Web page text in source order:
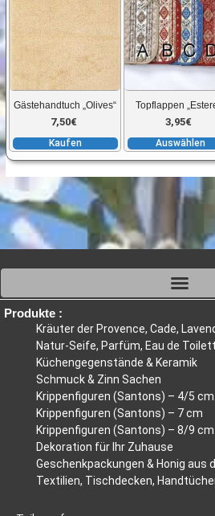
Gästehandtuch „Olives“
7,50€
Kaufen
Topflappen
3,95€
Auswählen
Produkte :
Kräuter der Provence, Cade,
Natur-Seife, Parfüm, Eau de
Küchengegenstände & Keramik
Schmuck & Zinn Sachen
Krippenfiguren (Santons) – 4/5 cm
Krippenfiguren (Santons) – 7 cm
Krippenfiguren (Santons) – 8/9 cm
Dekoration für Ihr Zuhause
Geschenkpackungen & Honig aus
Textilien, Tischdecken,